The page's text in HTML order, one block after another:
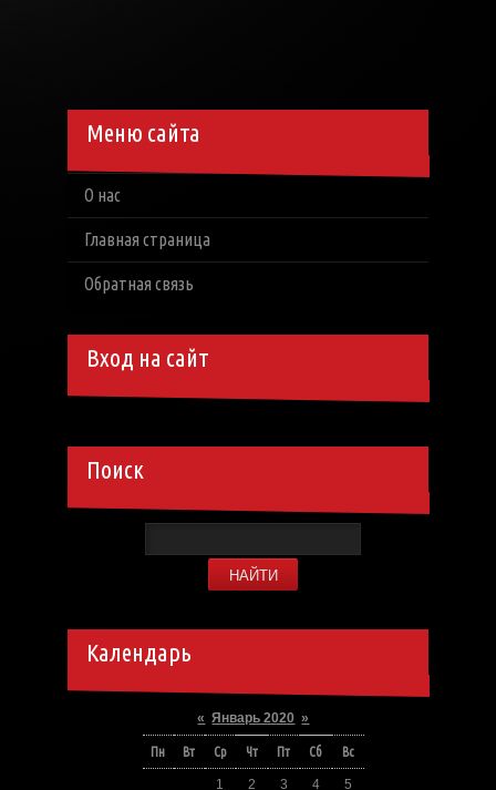
Меню сайта
О нас
Главная страница
Обратная связь
Вход на сайт
Поиск
Календарь
« Январь 2020 »
Пн Вт Ср Чт Пт Сб Вс
1 2 3 4 5